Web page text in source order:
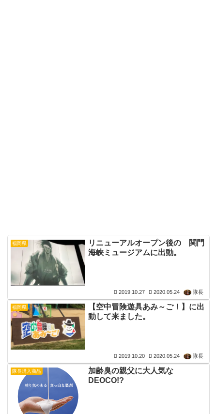
福岡県
リニューアルオープン後の 関門
海峡ミュージアムに出動。
2019.10.27 2020.05.24 隊長
福岡県
【空中冒険遊具あみ～ご！】に出
動して来ました。
2019.10.20 2020.05.24 隊長
隊長購入商品
加齢臭の親父に大人気な
DEOCO!?